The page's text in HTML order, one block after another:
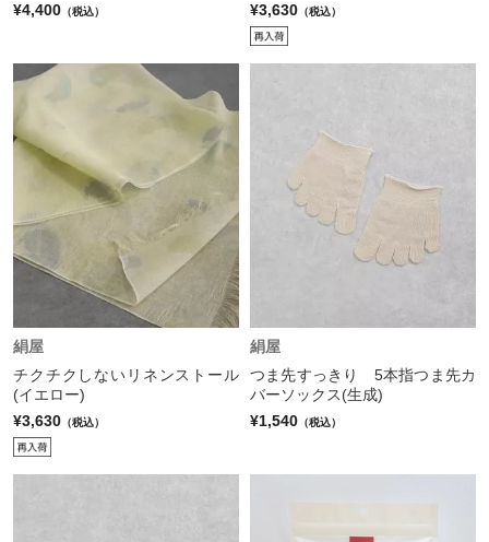
¥4,400 （税込）
¥3,630 （税込）
絹屋
チクチクしないリネンストール
(イエロー)
¥3,630 （税込）
絹屋
つま先すっきり 5本指つま先カ
バーソックス(生成)
¥1,540 （税込）